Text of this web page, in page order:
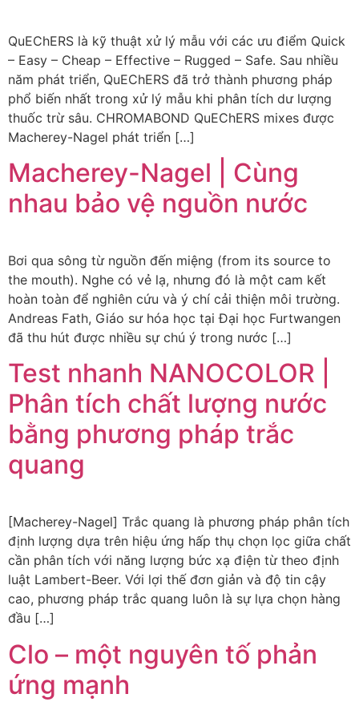
QuEChERS là kỹ thuật xử lý mẫu với các ưu điểm Quick
– Easy – Cheap – Effective – Rugged – Safe. Sau nhiều
năm phát triển, QuEChERS đã trở thành phương pháp
phổ biến nhất trong xử lý mẫu khi phân tích dư lượng
thuốc trừ sâu. CHROMABOND QuEChERS mixes được
Macherey-Nagel phát triển […]
Macherey-Nagel | Cùng
nhau bảo vệ nguồn nước
Bơi qua sông từ nguồn đến miệng (from its source to
the mouth). Nghe có vẻ lạ, nhưng đó là một cam kết
hoàn toàn để nghiên cứu và ý chí cải thiện môi trường.
Andreas Fath, Giáo sư hóa học tại Đại học Furtwangen
đã thu hút được nhiều sự chú ý trong nước […]
Test nhanh NANOCOLOR |
Phân tích chất lượng nước
bằng phương pháp trắc
quang
[Macherey-Nagel] Trắc quang là phương pháp phân tích
định lượng dựa trên hiệu ứng hấp thụ chọn lọc giữa chất
cần phân tích với năng lượng bức xạ điện từ theo định
luật Lambert-Beer. Với lợi thế đơn giản và độ tin cậy
cao, phương pháp trắc quang luôn là sự lựa chọn hàng
đầu […]
Clo – một nguyên tố phản
ứng mạnh